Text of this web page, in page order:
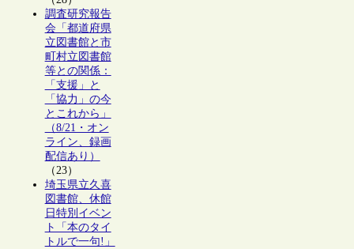
調査研究報告
会「都道府県
立図書館と市
町村立図書館
等との関係：
「支援」と
「協力」の今
とこれから」
（8/21・オン
ライン、録画
配信あり）
（23）
埼玉県立久喜
図書館、休館
日特別イベン
ト「本のタイ
トルで一句!」